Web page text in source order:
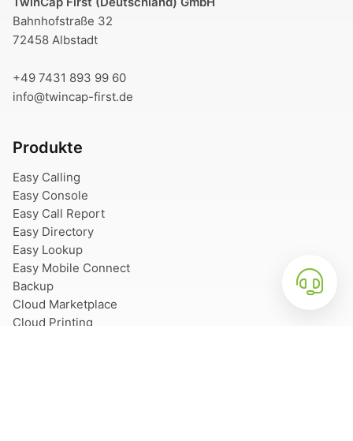
Bahnhofstraße 32
72458 Albstadt
+49 7431 893 99 60
info@twincap-first.de
Produkte
Easy Calling
Easy Console
Easy Call Report
Easy Directory
Easy Lookup
Easy Mobile Connect
Backup
Cloud Marketplace
Cloud Printing